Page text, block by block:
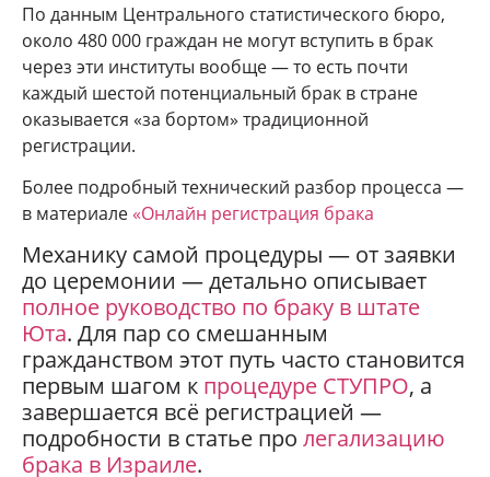
По данным Центрального статистического бюро,
около 480 000 граждан не могут вступить в брак
через эти институты вообще — то есть почти
каждый шестой потенциальный брак в стране
оказывается «за бортом» традиционной
регистрации.
Более подробный технический разбор процесса —
в материале «Онлайн регистрация брака
Механику самой процедуры — от заявки
до церемонии — детально описывает
полное руководство по браку в штате
Юта. Для пар со смешанным
гражданством этот путь часто становится
первым шагом к процедуре СТУПРО, а
завершается всё регистрацией —
подробности в статье про легализацию
брака в Израиле.